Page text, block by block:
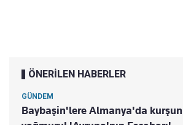
ÖNERİLEN HABERLER
GÜNDEM
Baybaşin'lere Almanya'da kurşun